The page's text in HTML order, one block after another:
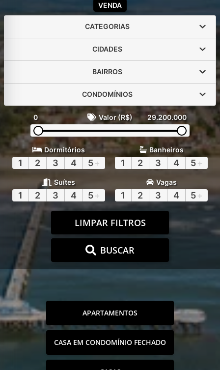
VENDA
CATEGORIAS
CIDADES
BAIRROS
CONDOMÍNIOS
0 Valor (R$) 29.200.000
Dormitórios
1 2 3 4 5+
Banheiros
1 2 3 4 5+
Suítes
1 2 3 4 5+
Vagas
1 2 3 4 5+
LIMPAR FILTROS
BUSCAR
APARTAMENTOS
CASA EM CONDOMÍNIO FECHADO